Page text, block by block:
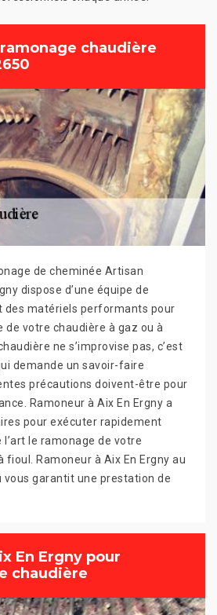
chaudière
de cheminée Artisan
dispose d’une équipe de
des matériels performants pour
de votre chaudière à gaz ou à
ne s’improvise pas, c’est
demande un savoir-faire
précautions doivent-être pour
Ramoneur à Aix En Ergny a
pour exécuter rapidement
le ramonage de votre
fioul. Ramoneur à Aix En Ergny au
garantit une prestation de
En Ergny pour
chaudière